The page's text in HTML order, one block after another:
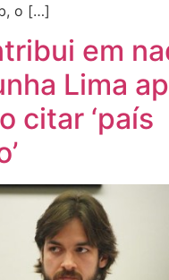
o […]
em
Lima
citar ‘país